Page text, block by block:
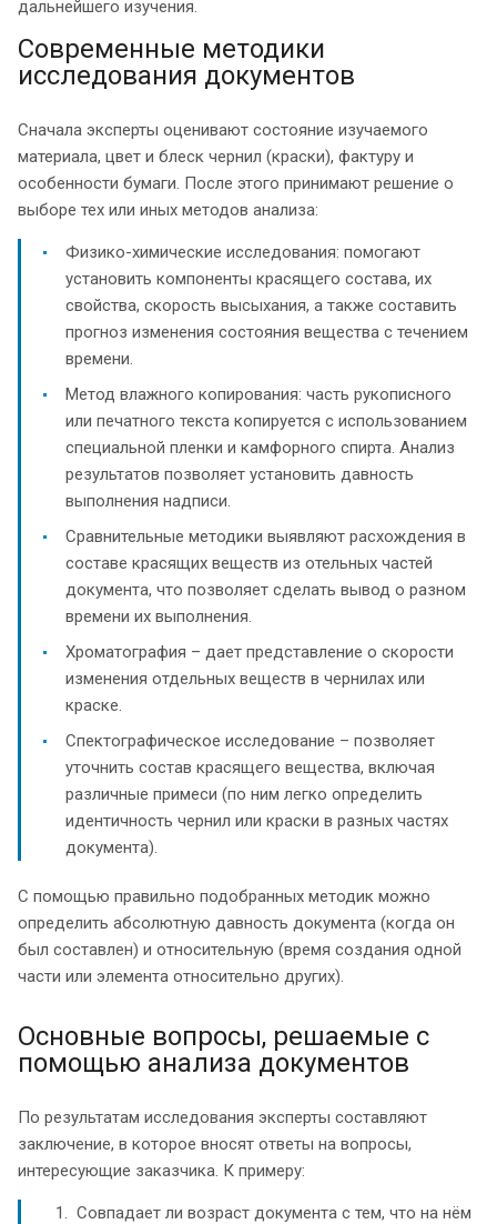
дальнейшего изучения.
Современные методики
исследования документов
Сначала эксперты оценивают состояние изучаемого
материала, цвет и блеск чернил (краски), фактуру и
особенности бумаги. После этого принимают решение о
выборе тех или иных методов анализа:
Физико-химические исследования: помогают
установить компоненты красящего состава, их
свойства, скорость высыхания, а также составить
прогноз изменения состояния вещества с течением
времени.
Метод влажного копирования: часть рукописного
или печатного текста копируется с использованием
специальной пленки и камфорного спирта. Анализ
результатов позволяет установить давность
выполнения надписи.
Сравнительные методики выявляют расхождения в
составе красящих веществ из отельных частей
документа, что позволяет сделать вывод о разном
времени их выполнения.
Хроматография – дает представление о скорости
изменения отдельных веществ в чернилах или
краске.
Спектографическое исследование – позволяет
уточнить состав красящего вещества, включая
различные примеси (по ним легко определить
идентичность чернил или краски в разных частях
документа).
С помощью правильно подобранных методик можно
определить абсолютную давность документа (когда он
был составлен) и относительную (время создания одной
части или элемента относительно других).
Основные вопросы, решаемые с
помощью анализа документов
По результатам исследования эксперты составляют
заключение, в которое вносят ответы на вопросы,
интересующие заказчика. К примеру:
Совпадает ли возраст документа с тем, что на нём